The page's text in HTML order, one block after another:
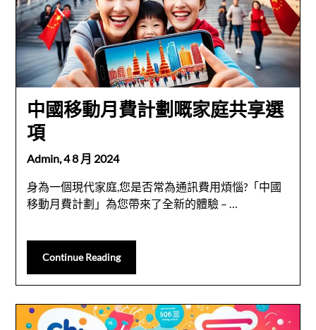
中國移動月費計劃嘅家庭共享選
項
Admin,4 8 月 2024
身為一個現代家庭,您是否常為通訊費用煩惱?「中國
移動月費計劃」為您帶來了全新的體驗 – …
Continue Reading